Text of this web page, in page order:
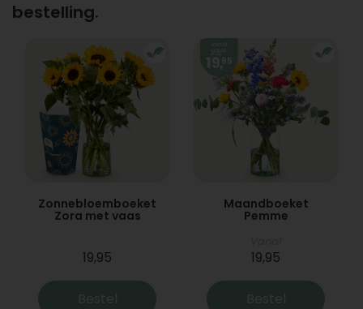
bestelling.
Zonnebloemboeket
Zora met vaas
19,95
Bestel
Maandboeket
Pemme
19,95
Bestel